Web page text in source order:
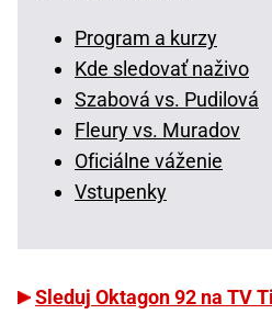
Program a kurzy
Kde sledovať naživo
Szabová vs. Pudilová
Fleury vs. Muradov
Oficiálne váženie
Vstupenky
Sleduj Oktagon 92 na TV